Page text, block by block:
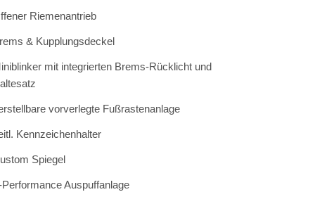
Riemenantrieb
& Kupplungsdeckel
mit integrierten Brems-Rücklicht und
vorverlegte Fußrastenanlage
Kennzeichenhalter
Spiegel
Performance Auspuffanlage